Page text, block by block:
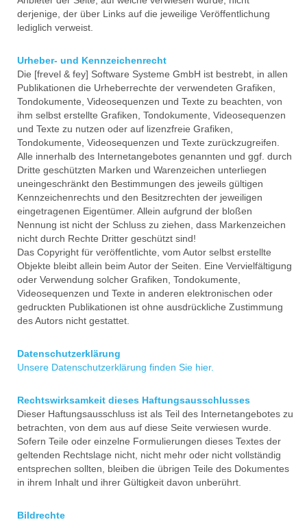
derjenige, der über Links auf die jeweilige Veröffentlichung
lediglich verweist.
Urheber- und Kennzeichenrecht
Die [frevel & fey] Software Systeme GmbH ist bestrebt, in allen
Publikationen die Urheberrechte der verwendeten Grafiken,
Tondokumente, Videosequenzen und Texte zu beachten, von
ihm selbst erstellte Grafiken, Tondokumente, Videosequenzen
und Texte zu nutzen oder auf lizenzfreie Grafiken,
Tondokumente, Videosequenzen und Texte zurückzugreifen.
Alle innerhalb des Internetangebotes genannten und ggf. durch
Dritte geschützten Marken und Warenzeichen unterliegen
uneingeschränkt den Bestimmungen des jeweils gültigen
Kennzeichenrechts und den Besitzrechten der jeweiligen
eingetragenen Eigentümer. Allein aufgrund der bloßen
Nennung ist nicht der Schluss zu ziehen, dass Markenzeichen
nicht durch Rechte Dritter geschützt sind!
Das Copyright für veröffentlichte, vom Autor selbst erstellte
Objekte bleibt allein beim Autor der Seiten. Eine Vervielfältigung
oder Verwendung solcher Grafiken, Tondokumente,
Videosequenzen und Texte in anderen elektronischen oder
gedruckten Publikationen ist ohne ausdrückliche Zustimmung
des Autors nicht gestattet.
Datenschutzerklärung
Unsere Datenschutzerklärung finden Sie hier.
Rechtswirksamkeit dieses Haftungsausschlusses
Dieser Haftungsausschluss ist als Teil des Internetangebotes zu
betrachten, von dem aus auf diese Seite verwiesen wurde.
Sofern Teile oder einzelne Formulierungen dieses Textes der
geltenden Rechtslage nicht, nicht mehr oder nicht vollständig
entsprechen sollten, bleiben die übrigen Teile des Dokumentes
in ihrem Inhalt und ihrer Gültigkeit davon unberührt.
Bildrechte